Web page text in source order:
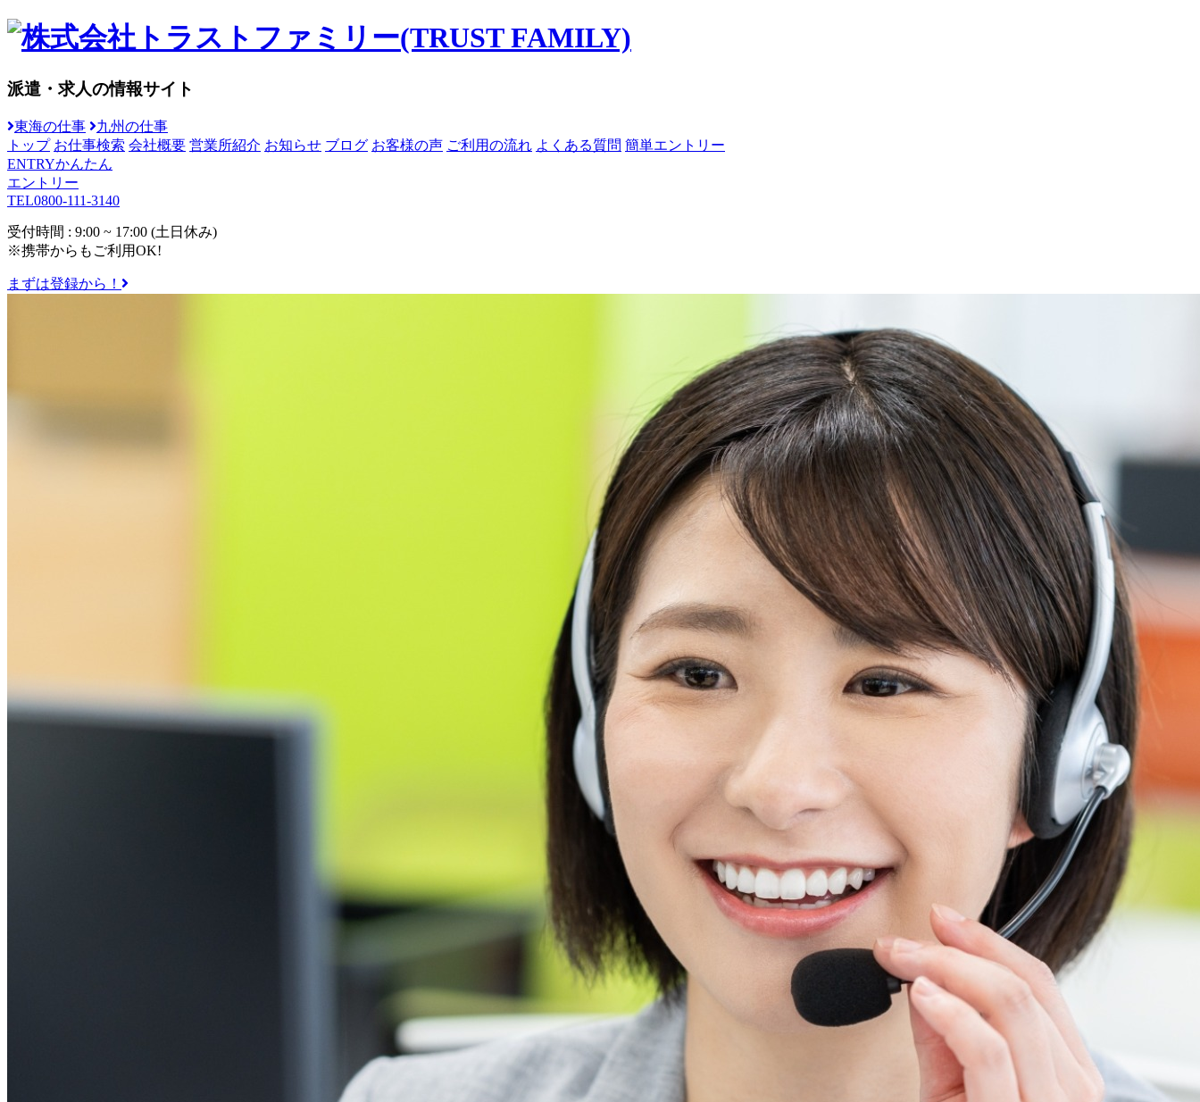
派遣・求人の情報サイト
東海の仕事
九州の仕事
トップ お仕事検索 会社概要 営業所紹介 お知らせ ブログ お客様の声 ご利用の流れ よくある質問 簡単エントリー
ENTRYかんたん
エントリー
TEL0800-111-3140
受付時間 : 9:00 ~ 17:00 (土日休み)
※携帯からもご利用OK!
まずは登録から！